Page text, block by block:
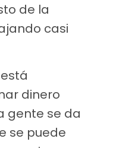
de la
casi
dinero
gente se da
se puede